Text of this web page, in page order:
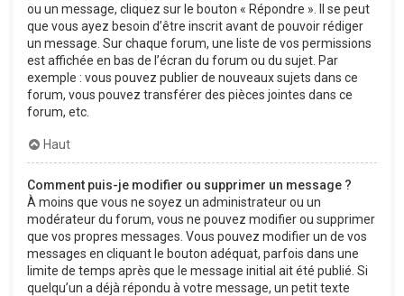
ou un message, cliquez sur le bouton « Répondre ». Il se peut
que vous ayez besoin d’être inscrit avant de pouvoir rédiger
un message. Sur chaque forum, une liste de vos permissions
est affichée en bas de l’écran du forum ou du sujet. Par
exemple : vous pouvez publier de nouveaux sujets dans ce
forum, vous pouvez transférer des pièces jointes dans ce
forum, etc.
Haut
Comment puis-je modifier ou supprimer un message ?
À moins que vous ne soyez un administrateur ou un
modérateur du forum, vous ne pouvez modifier ou supprimer
que vos propres messages. Vous pouvez modifier un de vos
messages en cliquant le bouton adéquat, parfois dans une
limite de temps après que le message initial ait été publié. Si
quelqu’un a déjà répondu à votre message, un petit texte